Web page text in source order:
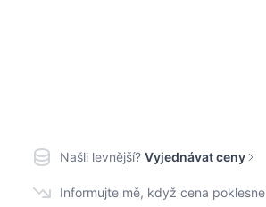
Našli levnější? Vyjednávat ceny
Informujte mě, když cena poklesne